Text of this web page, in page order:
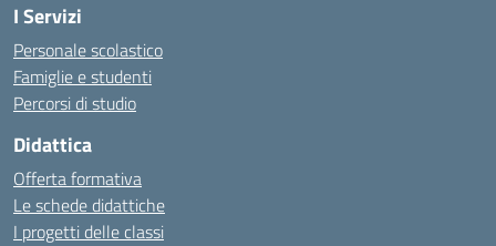
I Servizi
Personale scolastico
Famiglie e studenti
Percorsi di studio
Didattica
Offerta formativa
Le schede didattiche
I progetti delle classi